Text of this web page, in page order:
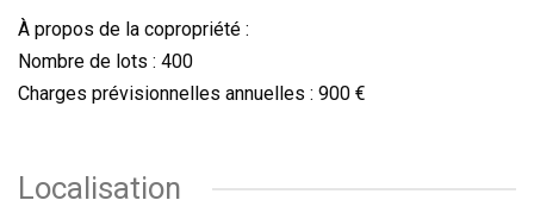
À propos de la copropriété :
Nombre de lots : 400
Charges prévisionnelles annuelles : 900 €
Localisation